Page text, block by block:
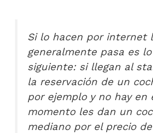
Si lo hacen por internet
generalmente pasa es lo
siguiente: si llegan al
la reservación de un
por ejemplo y no hay en
momento les dan un
mediano por el precio